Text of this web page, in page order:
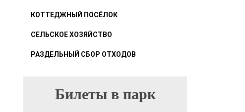
КОТТЕДЖНЫЙ ПОСЁЛОК
СЕЛЬСКОЕ ХОЗЯЙСТВО
РАЗДЕЛЬНЫЙ СБОР ОТХОДОВ
БИЛЕТЫ В ПАРК
Билеты в парк